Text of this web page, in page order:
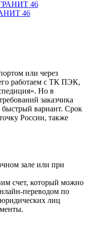
46
или через
работаем с ТК ПЭК,
Но в
заказчика
вариант. Срок
России, также
зале или при
счет, который можно
переводом по
лиц